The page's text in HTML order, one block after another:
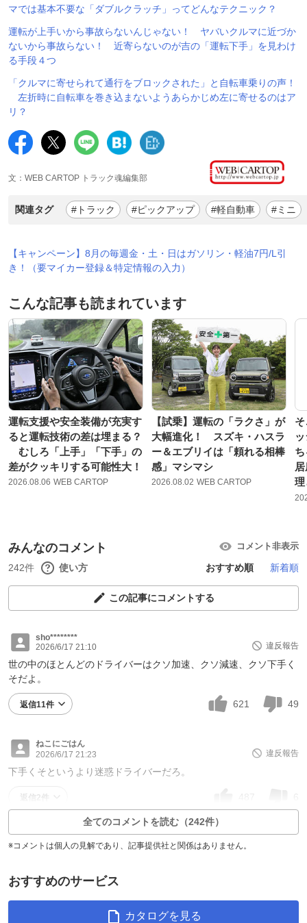
マでは基本不要な「ダブルクラッチ」ってどんなテクニック？
運転が上手いから事故らないんじゃない！ ヤバいクルマに近づか
ないから事故らない！ 近寄らないのが吉の「運転下手」を見わけ
る手段４つ
「クルマに寄せられて通行をブロックされた」と自転車乗りの声！
左折時に自転車を巻き込まないようあらかじめ左に寄せるのはア
リ？
文：WEB CARTOP トラック魂編集部
関連タグ #トラック #ピックアップ #軽自動車 #ミニ
【キャンペーン】8月の毎週金・土・日はガソリン・軽油7円/L引
き！（要マイカー登録＆特定情報の入力）
こんな記事も読まれています
運転支援や安全装備が充実す
ると運転技術の差は埋まる？
むしろ「上手」「下手」の
差がクッキリする可能性大！
2026.08.06 WEB CARTOP
【試乗】運転の「ラクさ」が
大幅進化！ スズキ・ハスラ
ー＆エブリイは「頼れる相棒
感」マシマシ
2026.08.02 WEB CARTOP
理
みんなのコメント コメント非表示
242件 使い方 おすすめ順 新着順
この記事にコメントする
sho********
2026/6/17 21:10
違反報告
世の中のほとんどのドライバーはクソ加速、クソ減速、クソ下手く
そだよ。
返信11件 621 49
ねこにごはん
2026/6/17 21:23
違反報告
下手くそというより迷惑ドライバーだろ。
返信2件
全てのコメントを読む（242件）
※コメントは個人の見解であり、記事提供社と関係はありません。
おすすめのサービス
カタログを見る